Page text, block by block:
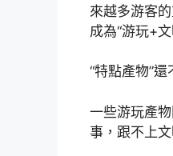
來越多游客
成為“游玩+
“特點產物”還
一些游玩產
事，跟不上